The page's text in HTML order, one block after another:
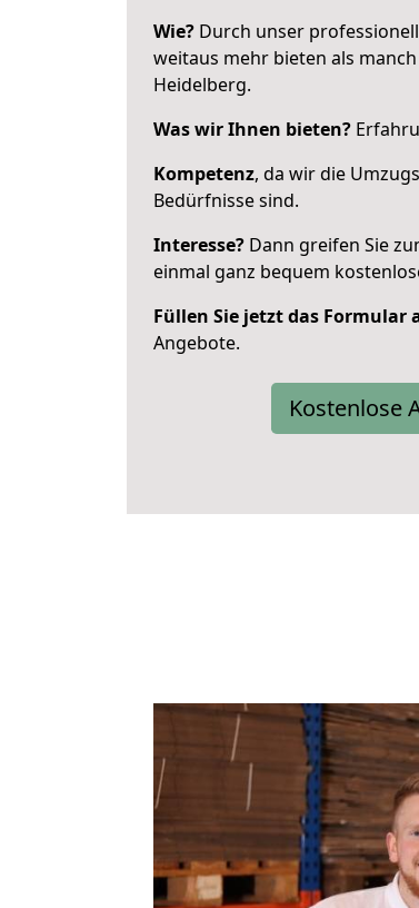
Wie? Durch unser
weitaus mehr bieten als
Heidelberg.
Was wir Ihnen bieten?
Kompetenz, da wir die
Bedürfnisse sind.
Interesse? Dann greifen Sie
einmal ganz bequem
Füllen Sie jetzt das Formular
Angebote.
Kostenlose